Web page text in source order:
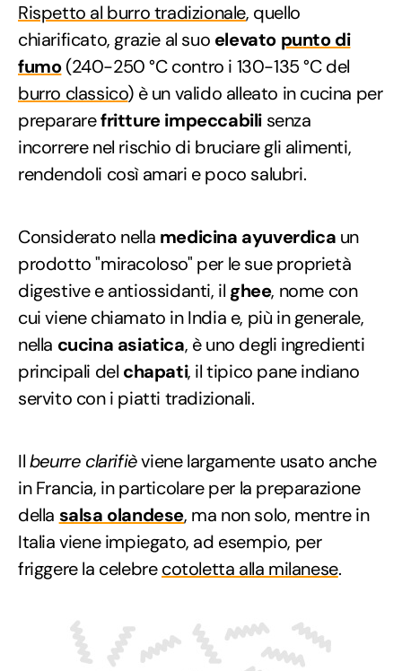
Rispetto al burro tradizionale, quello
chiarificato, grazie al suo elevato punto di
fumo(240-250 °C contro i 130-135 °C del
burro classico) è un valido alleato in cucina per
prepararefritture impeccabili senza
incorrere nel rischio di bruciare gli alimenti,
rendendoli così amari e poco salubri.
Considerato nella medicina ayuverdica un
prodotto "miracoloso" per le sue proprietà
digestive e antiossidanti, il ghee, nome con
cui viene chiamato in India e, più in generale,
nella cucina asiatica, è uno degli ingredienti
principali del chapati, il tipico pane indiano
servito con i piatti tradizionali.
Ilbeurre clarifièviene largamente usato anche
in Francia, in particolare per la preparazione
della salsa olandese, ma non solo, mentre in
Italia viene impiegato, ad esempio, per
friggere la celebrecotoletta alla milanese.